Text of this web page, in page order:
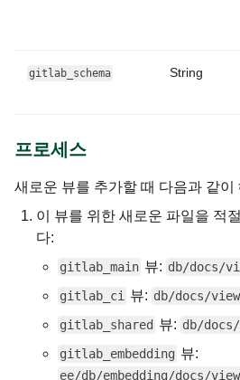
gitlab_schema String
프로세스
새로운 뷰를 추가할 때 다음과 같이
이 뷰를 위한 새로운 파일을 적
다:
gitlab_main 뷰: db/docs/
gitlab_ci
뷰: db/docs/
gitlab_shared 뷰: db/
gitlab_embedding 뷰:
ee/db/embedding/docs/